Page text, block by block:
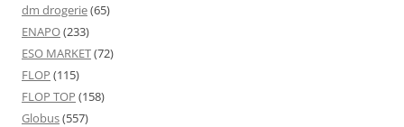
dm drogerie(65)
ENAPO(233)
ESO MARKET(72)
FLOP (115)
FLOP TOP (158)
Globus(557)